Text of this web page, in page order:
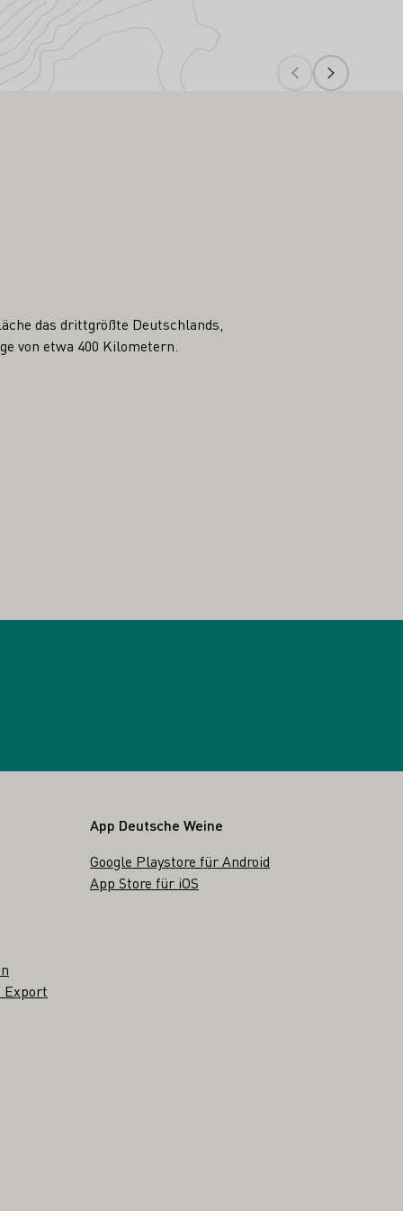
das drittgrößte Deutschlands,
von etwa 400 Kilometern.
Export
App Deutsche Weine
Google Playstore für Android
App Store für iOS